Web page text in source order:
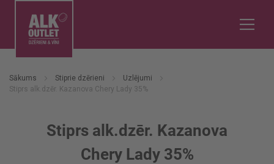
Sākums Stiprie dzērieni
Uzlējumi
Stiprs alk.dzēr. Kazanova Chery Lady 35%
Stiprs alk.dzēr. Kazanova
Chery Lady 35%